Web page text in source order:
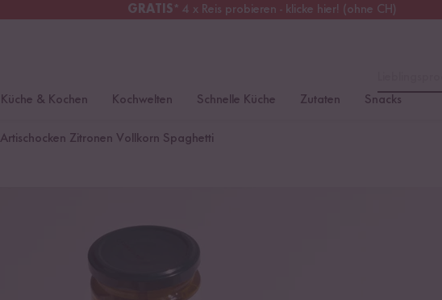
GRATIS* 4 x Reis probieren - klicke hier! (ohne CH)
Kostenloser Versand
Küche & Kochen Kochwelten Schnelle Küche Zutaten Snacks
Artischocken Zitronen Vollkorn Spaghetti